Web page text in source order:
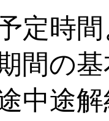
定時
間の
中途